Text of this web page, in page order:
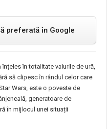
preferată în Google
înțeles în totalitate valurile de ură,
să clipesc în rândul celor care
Wars, este o poveste de
generatoare de
în mijlocul unei situații